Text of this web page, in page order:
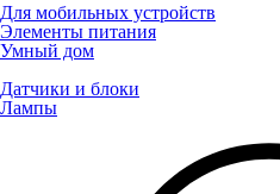
Для мобильных устройств
Элементы питания
Умный дом
Датчики и блоки
Лампы